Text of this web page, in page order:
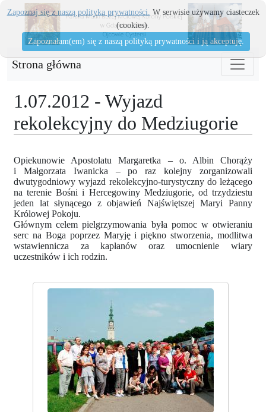
Strona główna
1.07.2012 - Wyjazd
rekolekcyjny do Medziugorie
Opiekunowie Apostolatu Margaretka – o. Albin Chorąży
i Małgorzata Iwanicka – po raz kolejny zorganizowali
dwutygodniowy wyjazd rekolekcyjno-turystyczny do leżącego
na terenie Bośni i Hercegowiny Medziugorie, od trzydziestu
jeden lat słynącego z objawień Najświętszej Maryi Panny
Królowej Pokoju.
Głównym celem pielgrzymowania była pomoc w otwieraniu
serc na Boga poprzez Maryję i piękno stworzenia, modlitwa
wstawiennicza za kapłanów oraz umocnienie wiary
uczestników i ich rodzin.
Zapoznaj się z naszą polityka prywatności. W serwisie używamy ciasteczek
(cookies).
Zapoznałam(em) się z naszą polityką prywatności i ją akceptuję.